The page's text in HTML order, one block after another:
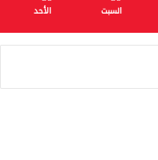
السبت الأحد